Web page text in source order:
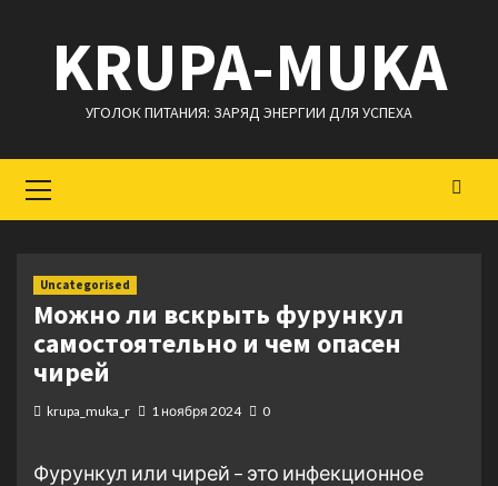
содержимому
KRUPA-MUKA
УГОЛОК ПИТАНИЯ: ЗАРЯД ЭНЕРГИИ ДЛЯ УСПЕХА
меню
Uncategorised
Можно ли вскрыть фурункул
самостоятельно и чем опасен
чирей
krupa_muka_r 1 ноября 2024 0
Фурункул или чирей – это инфекционное